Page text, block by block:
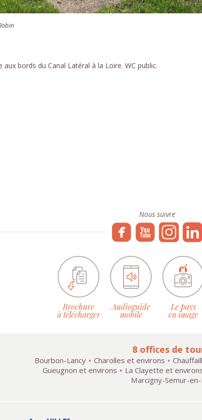
bords du Canal Latéral à la Loire. WC public.
Nous suivre
Brochure
à télécharger
Audioguide
mobile
Le pays
en image
8 offices de
Bourbon-Lancy Charolles et environs
Gueugnon et environs
La Clayette et
Marcigny-Semur-